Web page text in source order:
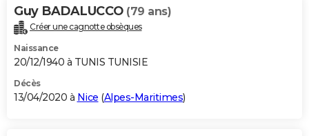
Guy BADALUCCO (79 ans)
Créer une cagnotte obsèques
Naissance
20/12/1940 à TUNIS TUNISIE
Décès
13/04/2020 à Nice (Alpes-Maritimes)